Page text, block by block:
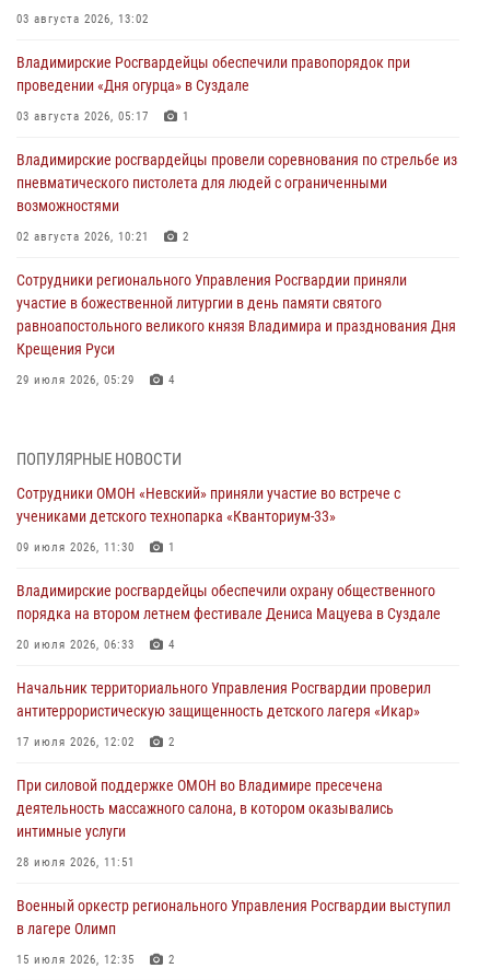
03 августа 2026, 13:02
Владимирские Росгвардейцы обеспечили правопорядок при
проведении «Дня огурца» в Суздале
03 августа 2026, 05:17 1
Владимирские росгвардейцы провели соревнования по стрельбе из
пневматического пистолета для людей с ограниченными
возможностями
02 августа 2026, 10:21 2
Сотрудники регионального Управления Росгвардии приняли
участие в божественной литургии в день памяти святого
равноапостольного великого князя Владимира и празднования Дня
Крещения Руси
29 июля 2026, 05:29 4
интимные услуги
28 июля 2026, 11:51
Во Владимирcкой области открыли профильную Росгвардейскую
27 июля 2026, 16:43 2
Владимирские росгвардейцы обеспечили охрану общественного
20 июля 2026, 06:33 4
Военнослужащий военного оркестра регионального Управления
105-летию Центрального округа
19 июля 2026, 11:17 7
Начальник территориального Управления Росгвардии проверил
17 июля 2026, 12:02 2
ПОПУЛЯРНЫЕ НОВОСТИ
Сотрудники ОМОН «Невский» приняли участие во встрече с
учениками детского технопарка «Кванториум-33»
09 июля 2026, 11:30 1
Владимирские росгвардейцы обеспечили охрану общественного
порядка на втором летнем фестивале Дениса Мацуева в Суздале
20 июля 2026, 06:33 4
Начальник территориального Управления Росгвардии проверил
антитеррористическую защищенность детского лагеря «Икар»
17 июля 2026, 12:02 2
При силовой поддержке ОМОН во Владимире пресечена
деятельность массажного салона, в котором оказывались
интимные услуги
28 июля 2026, 11:51
Военный оркестр регионального Управления Росгвардии выступил
в лагере Олимп
15 июля 2026, 12:35 2